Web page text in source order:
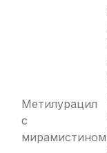
Метилурацил
с
мирамистином